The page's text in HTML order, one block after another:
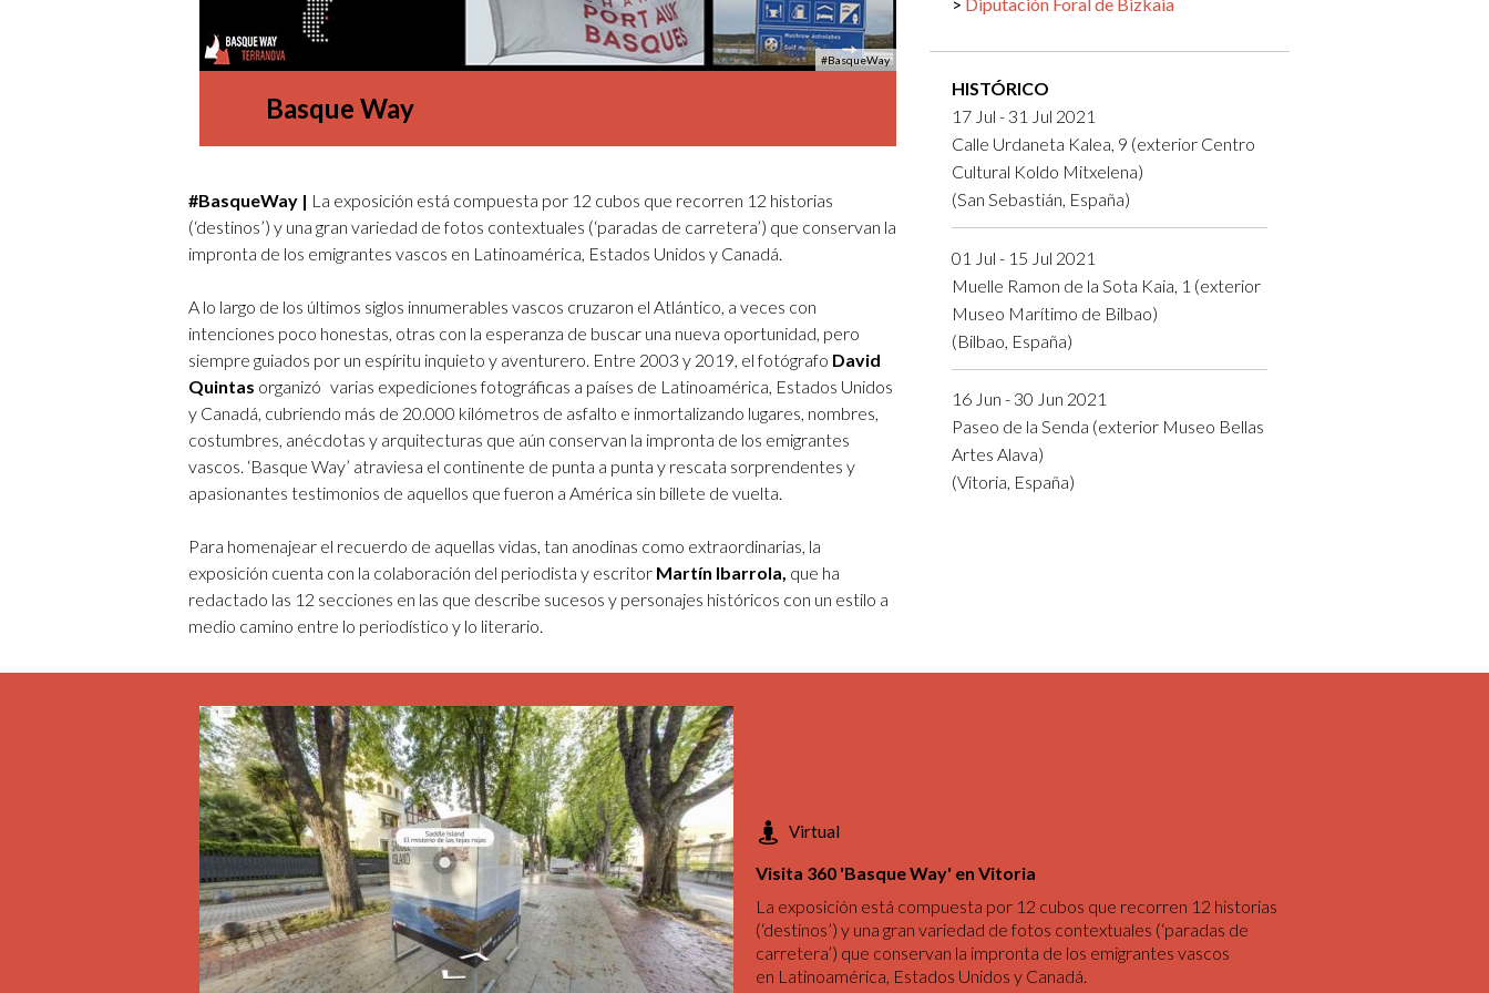
Logos y crédito a AC/E
Contacto
#BasqueWay
Basque Way
#BasqueWay | La exposición está compuesta por 12 cubos que recorren 12 historias
(‘destinos’) y una gran variedad de fotos contextuales (‘paradas de carretera’) que conservan la
impronta de los emigrantes vascos en Latinoamérica, Estados Unidos y Canadá.
A lo largo de los últimos siglos innumerables vascos cruzaron el Atlántico, a veces con
intenciones poco honestas, otras con la esperanza de buscar una nueva oportunidad, pero
siempre guiados por un espíritu inquieto y aventurero. Entre 2003 y 2019, el fotógrafo David
Quintas organizó varias expediciones fotográficas a países de Latinoamérica, Estados Unidos
y Canadá, cubriendo más de 20.000 kilómetros de asfalto e inmortalizando lugares, nombres,
costumbres, anécdotas y arquitecturas que aún conservan la impronta de los emigrantes
vascos. ‘Basque Way’ atraviesa el continente de punta a punta y rescata sorprendentes y
apasionantes testimonios de aquellos que fueron a América sin billete de vuelta.
Para homenajear el recuerdo de aquellas vidas, tan anodinas como extraordinarias, la
exposición cuenta con la colaboración del periodista y escritor Martín Ibarrola, que ha
redactado las 12 secciones en las que describe sucesos y personajes históricos con un estilo a
medio camino entre lo periodístico y lo literario.
HISTÓRICO
17 Jul - 31 Jul 2021
Calle Urdaneta Kalea, 9 (exterior Centro
Cultural Koldo Mitxelena)
(San Sebastián, España)
01 Jul - 15 Jul 2021
Muelle Ramon de la Sota Kaia, 1 (exterior
Museo Marítimo de Bilbao)
(Bilbao, España)
16 Jun - 30 Jun 2021
Paseo de la Senda (exterior Museo Bellas
Artes Alava)
(Vitoria, España)
Virtual
Visita 360 'Basque Way' en Vitoria
La exposición está compuesta por 12 cubos que recorren 12 historias
(‘destinos’) y una gran variedad de fotos contextuales (‘paradas de
carretera’) que conservan la impronta de los emigrantes vascos
en Latinoamérica, Estados Unidos y Canadá.